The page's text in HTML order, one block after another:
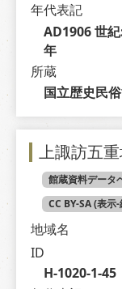
年代表記
AD1906 世
年
所蔵
国立歴史民
上諏訪五
館蔵資料データ
CC BY-SA (表示
地域名
ID
H-1020-1-45